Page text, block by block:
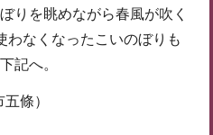
りを眺めながら春風が吹く
わなくなったこいのぼりも
記へ。
條）